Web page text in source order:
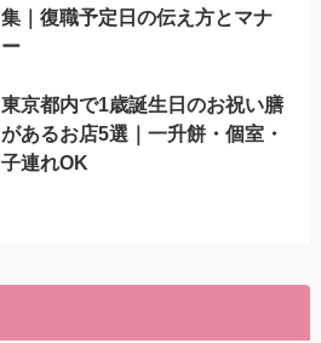
集｜復職予定日の伝え方とマナ
ー
東京都内で1歳誕生日のお祝い膳
があるお店5選｜一升餅・個室・
子連れOK